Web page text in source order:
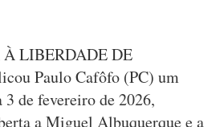
LIBERDADE DE
Paulo Cafôfo (PC) um
de fevereiro de 2026,
a Miguel Albuquerque e a